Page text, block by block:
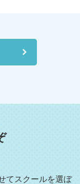
てスクールを選ぼ